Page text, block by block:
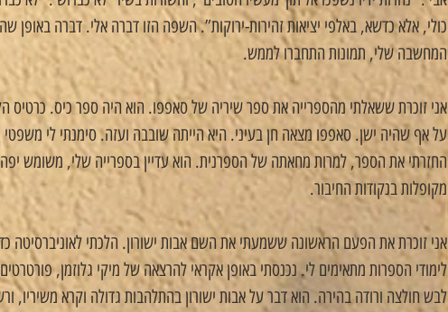
כולי, אלא כדשא, באלפי יציאות זהירות-ירוקות”. השפה הזו דברה אלי. דברה באופן
המחשבה שלי, תמונות התחברו לממש.
אני זוכרת ששאלתי מהספרייה את ספר שיריה של סאפפו. הוא היה ספר כיס. כרטיס
על אף שהיה ישן. סאפפו מצאה חן בעיני. היא הייתה שובבה ועזה. סימנתי לי
החזרתי את הספר, למרות מחאתה של הספרנית. הוא עדיין בספרייה שלי, משומש
מקופלות בנקודות החיבור.
אני זוכרת את הפעם הראשונה ששמעתי את השם אבות ישורון. הלכתי לאוניברסיטה
לימודי הספרות מתאימים לי. נכנסתי באופן אקראי להרצאה של מיקי גלוזמן,
לבש חולצה ורודה בהירה. הוא דבר על אבות ישורון בהתלהבות גדולה וקרא משיריו,